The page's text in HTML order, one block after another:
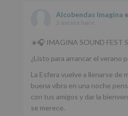
Alcobendas Imagina
2 meses hace
☀️🎧 IMAGINA SOUND FEST
¿Listo para arrancar el verano
La Esfera vuelve a llenarse de
buena vibra en una noche
con tus amigos y dar la
se merece.